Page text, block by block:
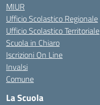
MIUR
Ufficio Scolastico Regionale
Ufficio Scolastico Territoriale
Scuola in Chiaro
Iscrizioni On Line
Invalsi
Comune
La Scuola